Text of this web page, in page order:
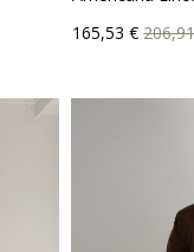
Precio
165,53 €
base